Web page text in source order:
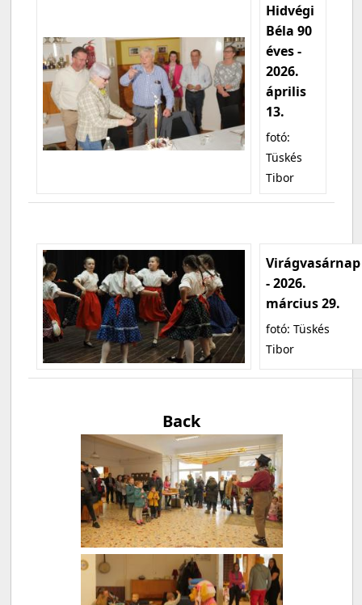
Hidvégi
Béla 90
éves -
2026.
április
13.
fotó:
Tüskés
Tibor
Virágvasárnap
- 2026.
március 29.
fotó: Tüskés
Tibor
Back